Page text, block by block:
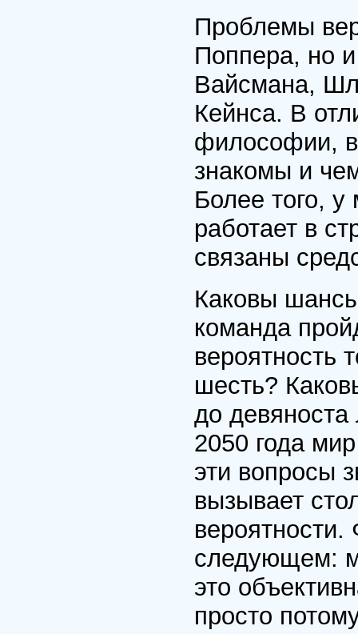
Проблемы
Поппера, но
Вайсмана,
Кейнса. В
философии,
знакомы и
Более того,
работает в
связаны
Каковы
команда
вероятность
шесть?
до девяноста
2050 года
эти вопросы
вызывает
следующем:
это
просто